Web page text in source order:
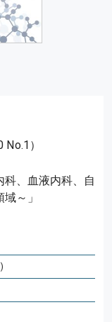
）
、血液内科、自
～」